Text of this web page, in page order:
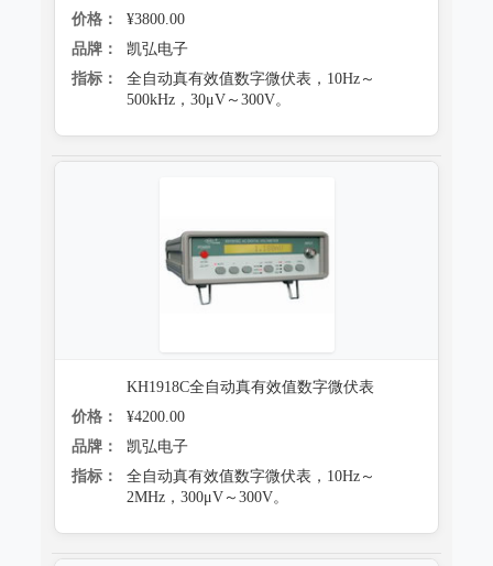
价格：
¥3800.00
品牌：
凯弘电子
指标：
全自动真有效值数字微伏表，10Hz～
500kHz，30μV～300V。
KH1918C全自动真有效值数字微伏表
价格：
¥4200.00
品牌：
凯弘电子
指标：
全自动真有效值数字微伏表，10Hz～
2MHz，300μV～300V。